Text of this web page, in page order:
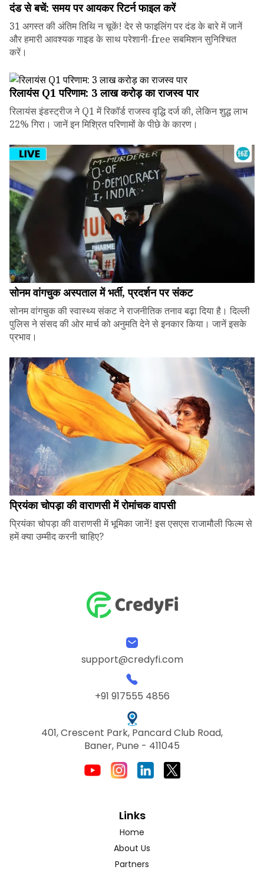
दंड से बचें: समय पर आयकर रिटर्न फाइल करें
31 अगस्त की अंतिम तिथि न चूकें! देर से फाइलिंग पर दंड के बारे में जानें
और हमारी आवश्यक गाइड के साथ परेशानी-free सबमिशन सुनिश्चित
करें।
रिलायंस Q1 परिणाम: ₹3 लाख करोड़ का राजस्व पार
रिलायंस इंडस्ट्रीज ने Q1 में रिकॉर्ड राजस्व वृद्धि दर्ज की, लेकिन शुद्ध लाभ
22% गिरा। जानें इन मिश्रित परिणामों के पीछे के कारण।
सोनम वांगचुक अस्पताल में भर्ती, प्रदर्शन पर संकट
सोनम वांगचुक की स्वास्थ्य संकट ने राजनीतिक तनाव बढ़ा दिया है। दिल्ली
पुलिस ने संसद की ओर मार्च को अनुमति देने से इनकार किया। जानें इसके
प्रभाव।
प्रियंका चोपड़ा की वाराणसी में रोमांचक वापसी
प्रियंका चोपड़ा की वाराणसी में भूमिका जानें! इस एसएस राजामौली फिल्म से
हमें क्या उम्मीद करनी चाहिए?
support@credyfi.com
+91 917555 4856
401, Crescent Park, Pancard Club Road,
Baner, Pune - 411045
Links
Home
About Us
Partners